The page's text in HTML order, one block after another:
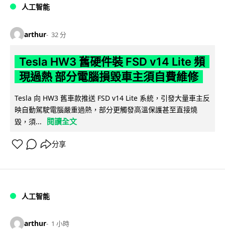
人工智能
arthur 32 分
Tesla HW3 舊硬件裝 FSD v14 Lite 頻
現過熱 部分電腦損毀車主須自費維修
Tesla 向 HW3 舊車款推送 FSD v14 Lite 系統，引發大量車主反
映自動駕駛電腦嚴重過熱，部分更觸發高溫保護甚至直接燒
毀，須...
閱讀全文
分享
人工智能
arthur 1 小時